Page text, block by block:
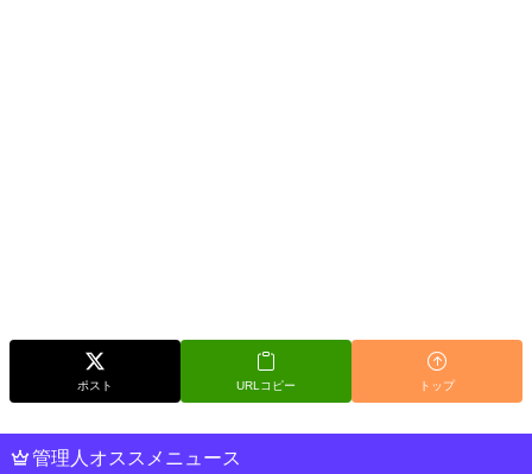
ポスト URLコピー トップ
管理人オススメニュース